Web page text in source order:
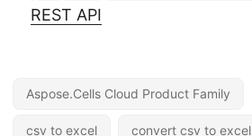
REST API
Aspose.Cells Cloud Product Family
csv to excel convert csv to excel